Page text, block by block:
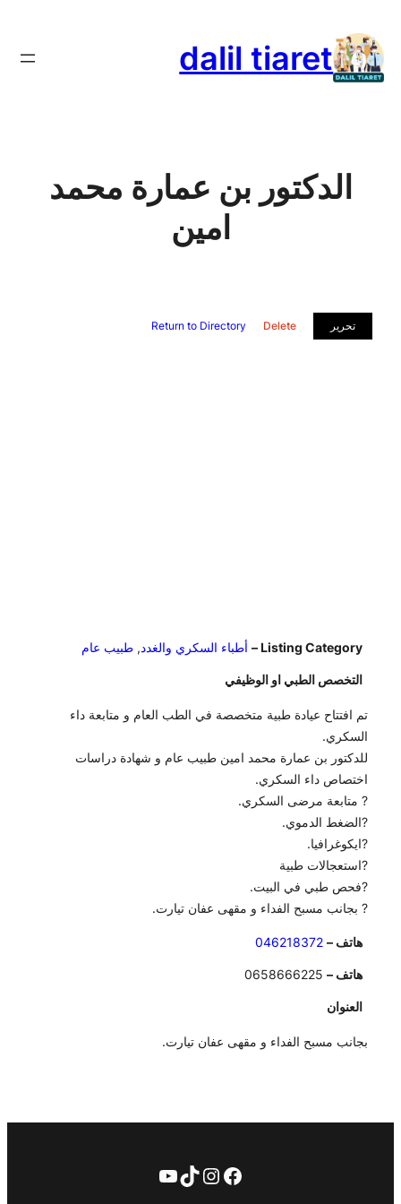
إلى
المحتوى
dalil tiaret
الدكتور بن عمارة محمد
امين
تحرير Delete
Return to Directory
Listing Category – أطباء السكري والغدد, طبيب عام
التخصص الطبي او الوظيفي
تم افتتاح عيادة طبية متخصصة في الطب العام و متابعة داء
السكري.
للدكتور بن عمارة محمد امين طبيب عام و شهادة دراسات
اختصاص داء السكري.
? متابعة مرضى السكري.
?الضغط الدموي.
?ايكوغرافيا.
?استعجالات طبية
?فحص طبي في البيت.
? بجانب مسبح الفداء و مقهى عفان تيارت.
هاتف – 046218372
هاتف – 0658666225
العنوان
بجانب مسبح الفداء و مقهى عفان تيارت.
فيسبوك
إنستجرام
تيك توكيوتيوب